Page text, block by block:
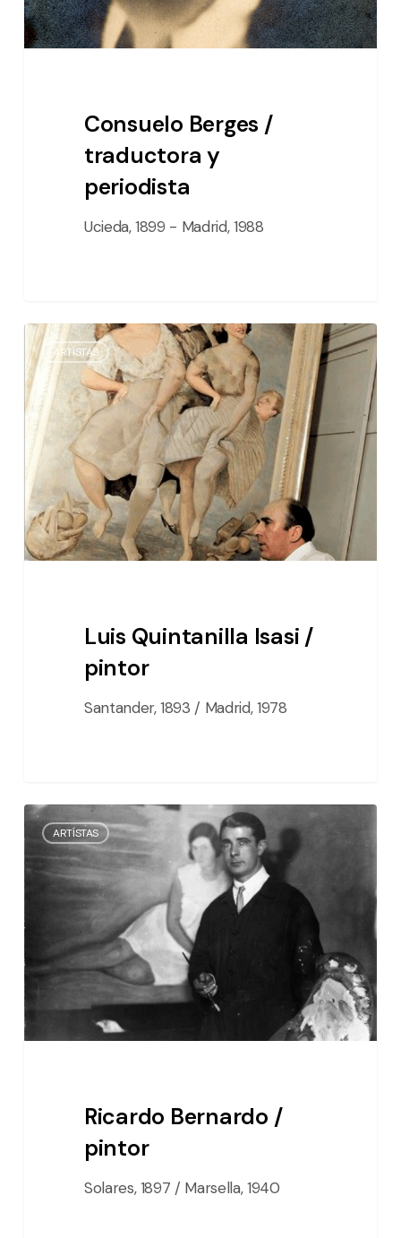
Consuelo Berges /
traductora y
periodista
Ucieda, 1899 - Madrid, 1988
Luis
Quintanilla
Isasi
pintor
ARTÍSTAS
Luis Quintanilla Isasi /
pintor
Santander, 1893 / Madrid, 1978
Ricardo
Bernardo
/
pintor
ARTÍSTAS
Ricardo Bernardo /
pintor
Solares, 1897 / Marsella, 1940